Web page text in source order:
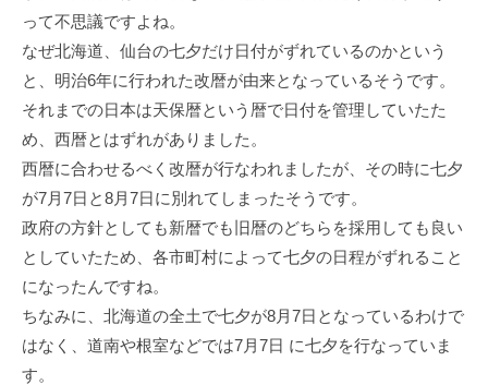
って不思議ですよね。
なぜ北海道、仙台の七夕だけ日付がずれているのかという
と、明治6年に行われた改暦が由来となっているそうです。
それまでの日本は天保暦という暦で日付を管理していたた
め、西暦とはずれがありました。
西暦に合わせるべく改暦が行なわれましたが、その時に七夕
が7月7日と8月7日に別れてしまったそうです。
政府の方針としても新暦でも旧暦のどちらを採用しても良い
としていたため、各市町村によって七夕の日程がずれること
になったんですね。
ちなみに、北海道の全土で七夕が8月7日となっているわけで
はなく、道南や根室などでは7月7日 に七夕を行なっていま
す。